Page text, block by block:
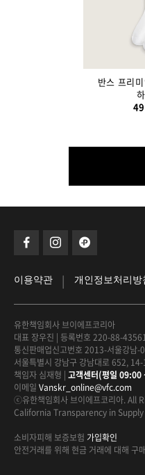
반스 프리
이용약관 | 개인정보처리방
유한책임회사 브이에프코리아
대표 장우진 | 등록번호 220-88-
통신판매업신고번호 2013-서울강남-
서울특별시 강남구 강남대로 652,
책임자 심재형 | 고객센터(평일
이메일 Vanskr_online@vfc.com
ⓒ유한책임회사 브이에프코리아. All
California Transparency in
소비자피해 보증보험 가입확인
안전거래를 위해 현금 거래에 대해 구